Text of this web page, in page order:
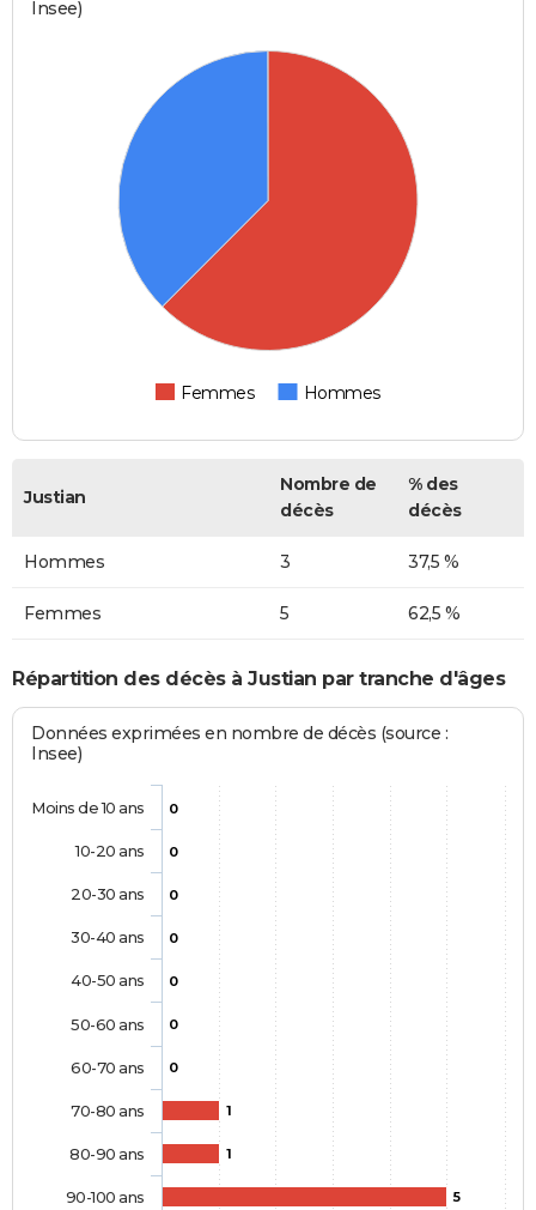
Insee)
Femmes Hommes
Justian
Nombre de
décès
% des
décès
Hommes 3 37,5 %
Femmes 5 62,5 %
Répartition des décès à Justian par tranche d'âges
Données exprimées en nombre de décès (source :
Insee)
0
0
0
0
0
0
0
1
1
5
Moins de 10 ans
10-20 ans
20-30 ans
30-40 ans
40-50 ans
50-60 ans
60-70 ans
70-80 ans
80-90 ans
90-100 ans